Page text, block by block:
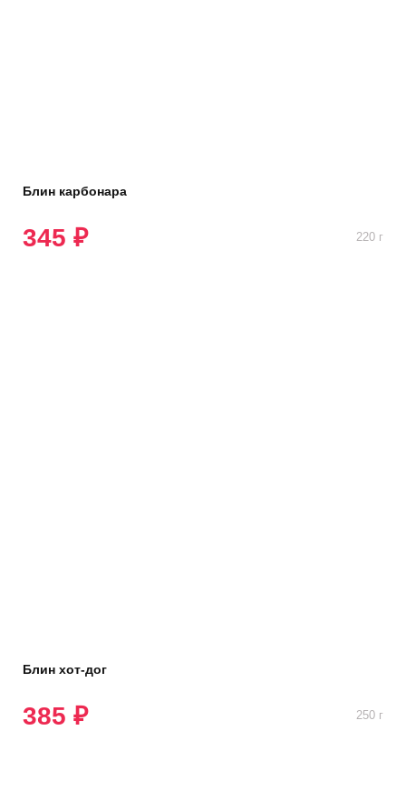
Блин карбонара
345 ₽ 220 г
Блин хот-дог
385 ₽ 250 г